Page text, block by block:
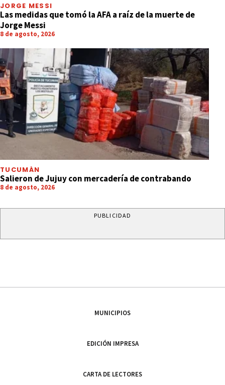
JORGE MESSI
Las medidas que tomó la AFA a raíz de la muerte de
Jorge Messi
8 de agosto, 2026
TUCUMÁN
Salieron de Jujuy con mercadería de contrabando
8 de agosto, 2026
PUBLICIDAD
MUNICIPIOS
EDICIÓN IMPRESA
CARTA DE LECTORES